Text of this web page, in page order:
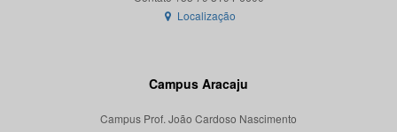
Localização
Campus Aracaju
Campus Prof. João Cardoso Nascimento